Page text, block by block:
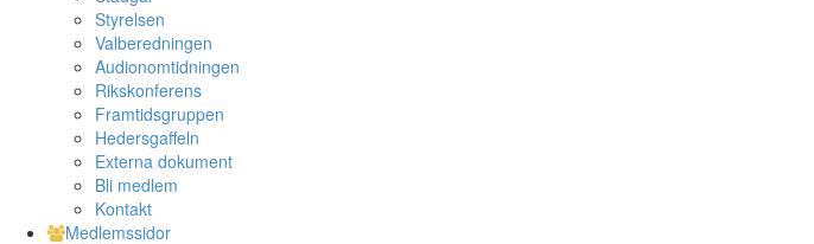
Styrelsen
Valberedningen
Audionomtidningen
Rikskonferens
Framtidsgruppen
Hedersgaffeln
Externa dokument
Bli medlem
Kontakt
Medlemssidor